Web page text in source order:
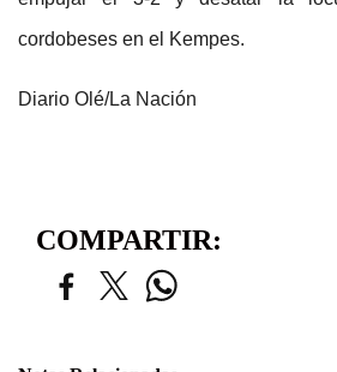
cordobeses en el Kempes.
Diario Olé/La Nación
COMPARTIR: